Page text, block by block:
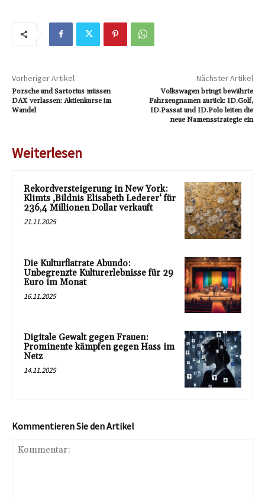
Vorheriger Artikel
Porsche und Sartorius müssen
DAX verlassen: Aktienkurse im
Wandel
Nächster Artikel
Volkswagen bringt bewährte
Fahrzeugnamen zurück: ID.Golf,
ID.Passat und ID.Polo leiten die
neue Namensstrategie ein
Weiterlesen
Rekordversteigerung in New York:
Klimts ‚Bildnis Elisabeth Lederer‘ für
236,4 Millionen Dollar verkauft
21.11.2025
Die Kulturflatrate Abundo:
Unbegrenzte Kulturerlebnisse für 29
Euro im Monat
16.11.2025
Digitale Gewalt gegen Frauen:
Prominente kämpfen gegen Hass im
Netz
14.11.2025
Kommentieren Sie den Artikel